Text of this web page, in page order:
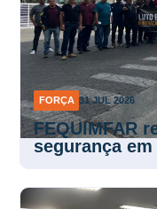
FORÇA 31 JUL 2026
FEQUIMFAR
segurança